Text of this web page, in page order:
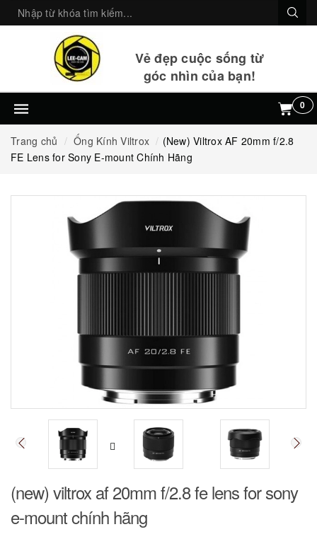
Vẻ đẹp cuộc sống từ
góc nhìn của bạn!
0
Trang chủ Ống Kính Viltrox
(New) Viltrox AF 20mm f/2.8
FE Lens for Sony E-mount Chính Hãng
(new) viltrox af 20mm f/2.8 fe lens for sony
e-mount chính hãng